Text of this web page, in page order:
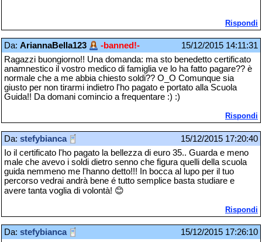
Rispondi
Da: AriannaBella123 -banned!-
15/12/2015 14:11:31
Ragazzi buongiorno!! Una domanda: ma sto benedetto certificato
anamnestico il vostro medico di famiglia ve lo ha fatto pagare?? è
normale che a me abbia chiesto soldi?? O_O Comunque sia
giusto per non tirarmi indietro l'ho pagato e portato alla Scuola
Guida!! Da domani comincio a frequentare :) :)
Rispondi
Da: stefybianca
15/12/2015 17:20:40
Io il certificato l'ho pagato la bellezza di euro 35.. Guarda e meno
male che avevo i soldi dietro senno che figura quelli della scuola
guida nemmeno me l'hanno detto!!! In bocca al lupo per il tuo
percorso vedrai andrà bene é tutto semplice basta studiare e
avere tanta voglia di volontà! 😊
Rispondi
Da: stefybianca
15/12/2015 17:26:10